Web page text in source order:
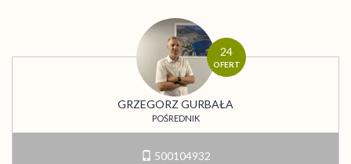
24
OFERT
GRZEGORZ GURBAŁA
POŚREDNIK
500104932